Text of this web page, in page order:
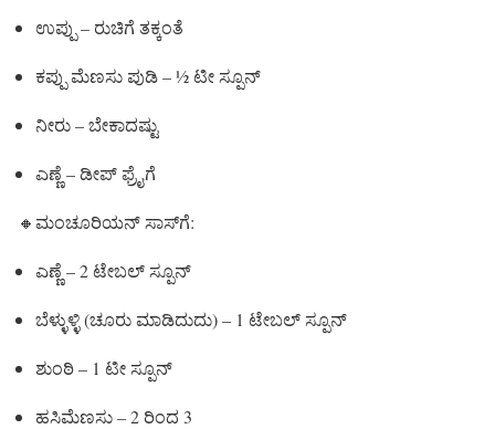
ಉಪ್ಪು – ರುಚಿಗೆ ತಕ್ಕಂತೆ
ಕಪ್ಪು ಮೆಣಸು ಪುಡಿ – ½ ಟೀ ಸ್ಪೂನ್
ನೀರು – ಬೇಕಾದಷ್ಟು
ಎಣ್ಣೆ – ಡೀಪ್ ಫ್ರೈಗೆ
🔸ಮಂಚೂರಿಯನ್ ಸಾಸ್‌ಗೆ:
ಎಣ್ಣೆ – 2 ಟೇಬಲ್ ಸ್ಪೂನ್
ಬೆಳ್ಳುಳ್ಳಿ (ಚೂರು ಮಾಡಿದುದು) – 1 ಟೇಬಲ್ ಸ್ಪೂನ್
ಶುಂಠಿ – 1 ಟೀ ಸ್ಪೂನ್
ಹಸಿಮೆಣಸು – 2 ರಿಂದ 3